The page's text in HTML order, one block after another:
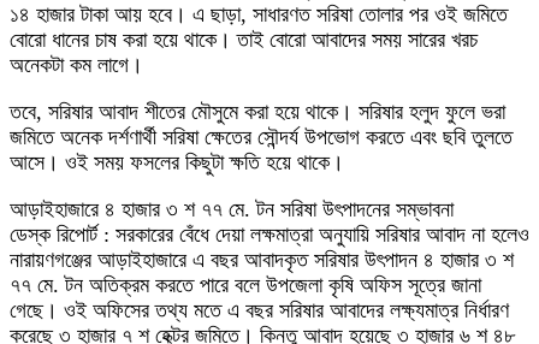
১৪ হাজার টাকা আয় হবে। এ ছাড়া, সাধারণত সরিষা তোলার পর ওই জমিতে
বোরো ধানের চাষ করা হয়ে থাকে। তাই বোরো আবাদের সময় সারের খরচ
অনেকটা কম লাগে।
তবে, সরিষার আবাদ শীতের মৌসুমে করা হয়ে থাকে। সরিষার হলুদ ফুলে ভরা
জমিতে অনেক দর্শণার্থী সরিষা ক্ষেতের সৌন্দর্য উপভোগ করতে এবং ছবি তুলতে
আসে। ওই সময় ফসলের কিছুটা ক্ষতি হয়ে থাকে।
আড়াইহাজারে ৪ হাজার ৩ শ ৭৭ মে. টন সরিষা উৎপাদনের সম্ভাবনা
ডেস্ক রিপোর্ট : সরকারের বেঁধে দেয়া লক্ষমাত্রা অনুযায়ি সরিষার আবাদ না হলেও
নারায়ণগঞ্জের আড়াইহাজারে এ বছর আবাদকৃত সরিষার উৎপাদন ৪ হাজার ৩ শ
৭৭ মে. টন অতিক্রম করতে পারে বলে উপজেলা কৃষি অফিস সূত্রে জানা
গেছে। ওই অফিসের তথ্য মতে এ বছর সরিষার আবাদের লক্ষ্যমাত্র নির্ধারণ
করেছে ৩ হাজার ৭ শ হেক্টর জমিতে। কিন্তু আবাদ হয়েছে ৩ হাজার ৬ শ ৪৮